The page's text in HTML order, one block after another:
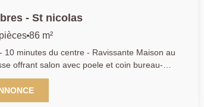
- St nicolas
86 m²
10 minutes du centre - Ravissante Maison au
avec poele et coin bureau-
Parfait état - AP 01.39.62.04.04